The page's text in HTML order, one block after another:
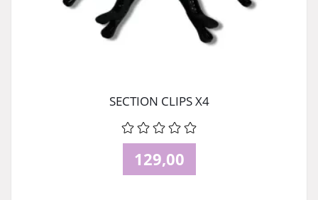
SECTION CLIPS X4
129,00